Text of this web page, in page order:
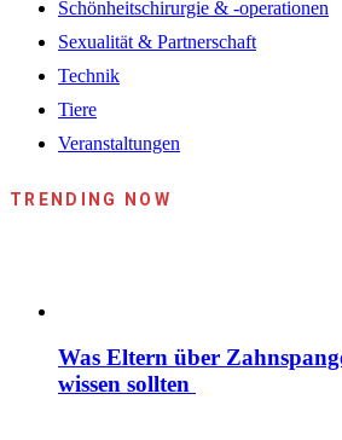
Schönheitschirurgie & -operationen
Sexualität & Partnerschaft
Technik
Tiere
Veranstaltungen
TRENDING NOW
Was Eltern über
wissen sollten